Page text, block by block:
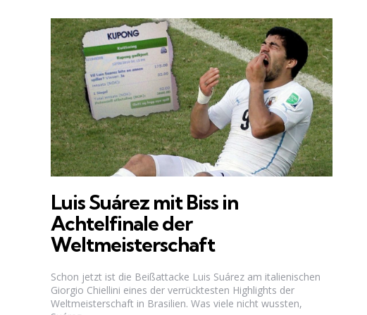
Luis Suárez mit Biss in
Achtelfinale der
Weltmeisterschaft
Schon jetzt ist die Beißattacke Luis Suárez am italienischen
Giorgio Chiellini eines der verrücktesten Highlights der
Weltmeisterschaft in Brasilien. Was viele nicht wussten,